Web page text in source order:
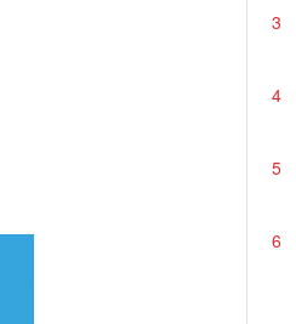
3
4
5
6